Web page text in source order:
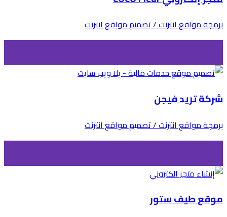
برمجة مواقع انترنت / تصميم مواقع انترنت
شركة تريد فيجن
برمجة مواقع انترنت / تصميم مواقع انترنت
موقع طيف ستور